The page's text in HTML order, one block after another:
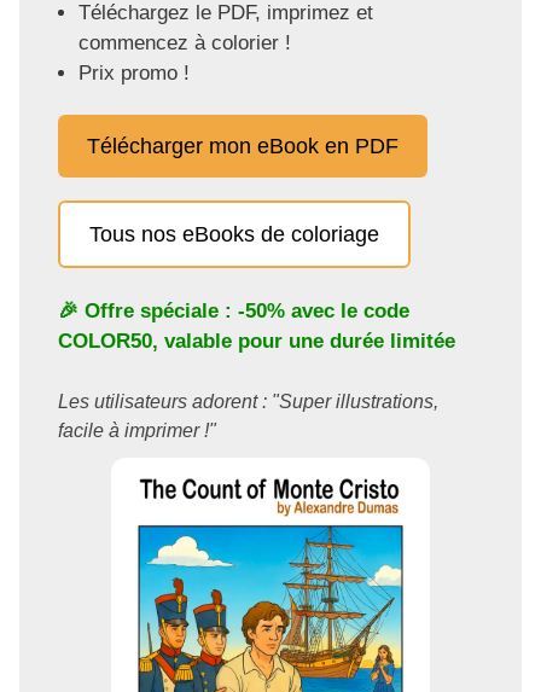
Téléchargez le PDF, imprimez et
commencez à colorier !
Prix promo !
Télécharger mon eBook en PDF
Tous nos eBooks de coloriage
🎉 Offre spéciale : -50% avec le code
COLOR50, valable pour une durée limitée
Les utilisateurs adorent : "Super illustrations,
facile à imprimer !"